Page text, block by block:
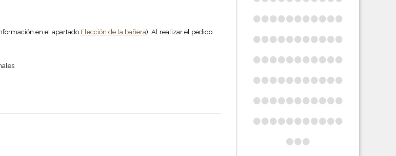
en el apartado Elección de la bañera). Al realizar el pedido
•••••••••••
•••••••••••
•••••••••••
•••••••••••
•••••••••••
•••••••••••
•••